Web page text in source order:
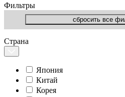
Фильтры
Страна
Япония
Китай
Корея